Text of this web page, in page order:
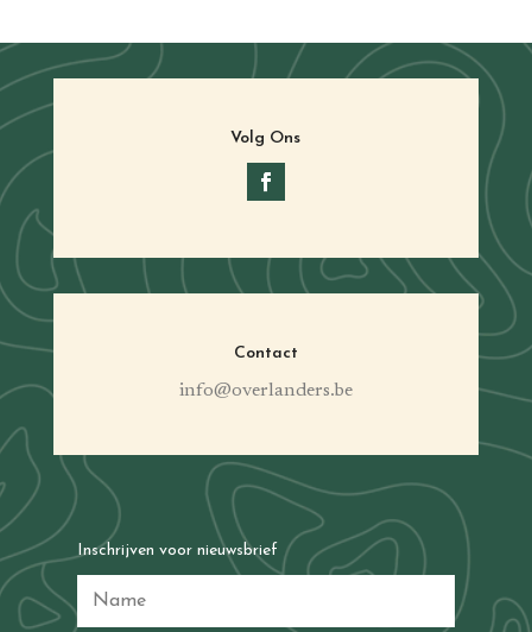
Volg Ons
Contact
info@overlanders.be
Inschrijven voor nieuwsbrief